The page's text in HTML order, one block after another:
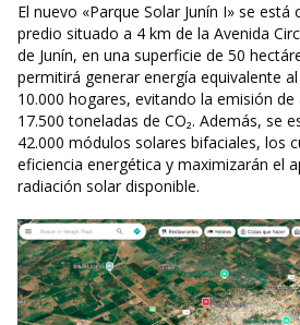
El nuevo «Parque Solar Junín I» se
predio situado a 4 km de la Avenida
de Junín, en una superficie de 50
permitirá generar energía equivalente
10.000 hogares, evitando la emisión
17.500 toneladas de CO₂. Además, se
42.000 módulos solares bifaciales, los
eficiencia energética y maximizarán el
radiación solar disponible.